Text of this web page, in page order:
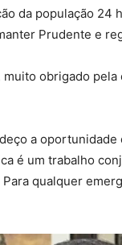
da população 24
Prudente e
obrigado
a
é um trabalho
qualquer